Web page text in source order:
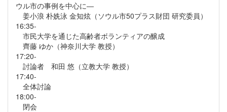
ウル市の事例を中心に―
姜小浪 朴姺泳 金知炫（ソウル市50プラス財団 研究委員）
16:35-
市民大学を通じた高齢者ボランティアの醸成
齊藤 ゆか（神奈川大学 教授）
17:20-
討論者 和田 悠（立教大学 教授）
17:40-
全体討論
18:00-
閉会